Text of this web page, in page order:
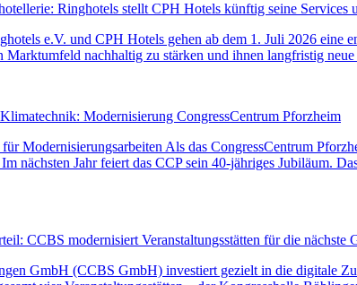
Ringhotels stellt CPH Hotels künftig seine Services
e.V. und CPH Hotels gehen ab dem 1. Juli 2026 eine
Marktumfeld nachhaltig zu stärken und ihnen langfristig
Modernisierung CongressCentrum Pforzheim
Modernisierungsarbeiten Als das CongressCentrum
nächsten Jahr feiert das CCP sein 40-jähriges Jubiläum.
CCBS modernisiert Veranstaltungsstätten für die nächste
GmbH (CCBS GmbH) investiert gezielt in die digitale